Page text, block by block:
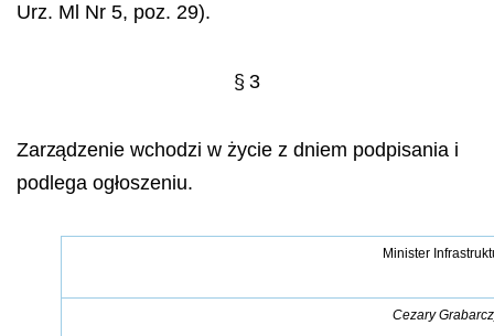
Urz. Ml Nr 5, poz. 29).
§ 3
Zarządzeniewchodzi w życie z dniem podpisania i
podlega ogłoszeniu.
Minister
Cezary